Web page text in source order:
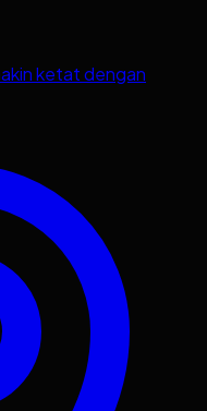
ketat dengan